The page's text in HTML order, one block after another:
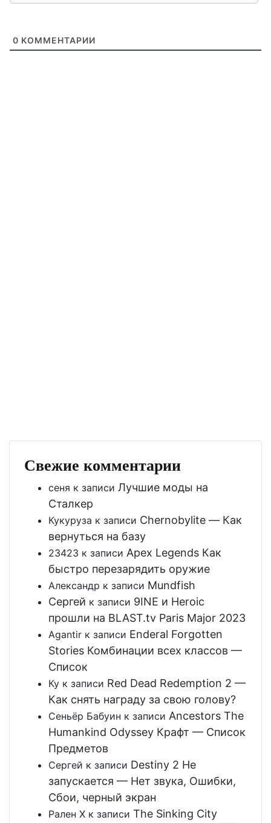
0 КОММЕНТАРИИ
Свежие комментарии
сеня к записи Лучшие моды на
Сталкер
Кукуруза к записи Chernobylite — Как
вернуться на базу
23423 к записи Apex Legends Как
быстро перезарядить оружие
Александр к записи Mundfish
Сергей к записи 9INE и Heroic
прошли на BLAST.tv Paris Major 2023
Agantir к записи Enderal Forgotten
Stories Комбинации всех классов —
Список
Ку к записи Red Dead Redemption 2 —
Как снять награду за свою голову?
Сеньёр Бабуин к записи Ancestors The
Humankind Odyssey Крафт — Список
Предметов
Сергей к записи Destiny 2 Не
запускается — Нет звука, Ошибки,
Сбои, черный экран
Рален Х к записи The Sinking City